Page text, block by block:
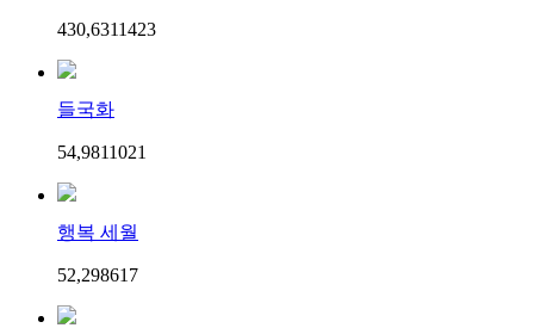
430,6311423
들국화
54,9811021
행복 세월
52,298617